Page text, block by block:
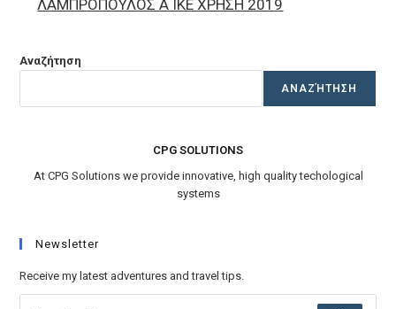
ΛΑΜΠΡΟΠΟΥΛΟΣ Α ΙΚΕ ΧΡΗΣΗ 2019
Αναζήτηση
ΑΝΑΖΉΤΗΣΗ
CPG SOLUTIONS
At CPG Solutions we provide innovative, high quality techological
systems
Newsletter
Receive my latest adventures and travel tips.